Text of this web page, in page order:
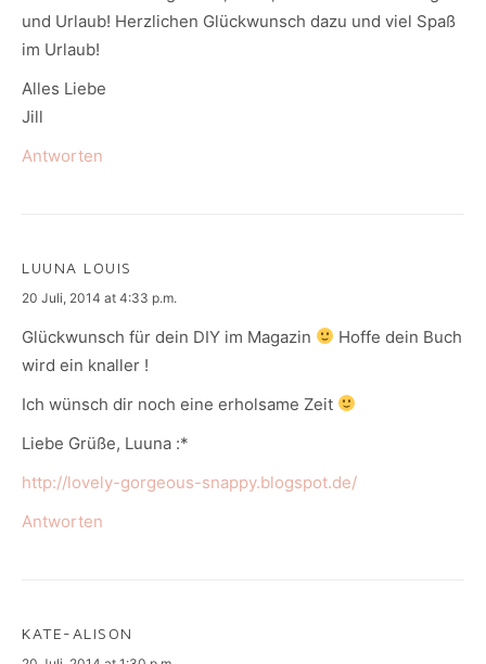
und Urlaub! Herzlichen Glückwunsch dazu und viel Spaß
im Urlaub!
Alles Liebe
Jill
Antworten
LUUNA LOUIS
says:
20 Juli, 2014 at 4:33 p.m.
Glückwunsch für dein DIY im Magazin
Hoffe dein Buch
wird ein knaller !
Ich wünsch dir noch eine erholsame Zeit
Liebe Grüße, Luuna :*
http://lovely-gorgeous-snappy.blogspot.de/
Antworten
KATE-ALISON